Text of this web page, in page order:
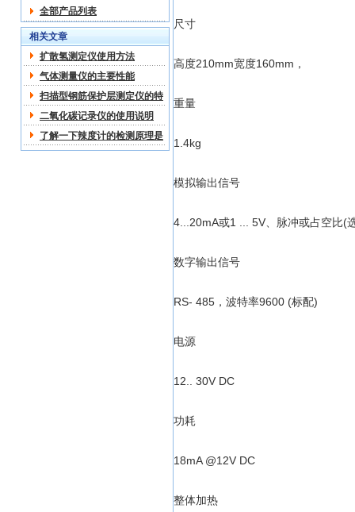
全部产品列表
相关文章
扩散氢测定仪使用方法
气体测量仪的主要性能
扫描型钢筋保护层测定仪的特
点
二氧化碳记录仪的使用说明
了解一下辣度计的检测原理是
什么
尺寸
高度210mm宽度160mm，
重量
1.4kg
模拟输出信号
4...20mA或1 ... 5V、脉冲或占空比(
数字输出信号
RS- 485，波特率9600 (标配)
电源
12.. 30V DC
功耗
18mA @12V DC
整体加热